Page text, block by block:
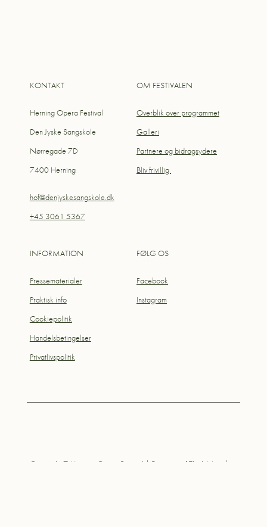
KONTAKT
Herning Opera Festival
Den Jyske Sangskole
Nørregade 7D
7400 Herning
hof@denjyskesangskole.dk
+45 3061 5367
OM FESTIVALEN
Overblik over programmet
Galleri
Partnere og bidragsydere
Bliv frivillig
INFORMATION
Pressematerialer
Praktisk info
Cookiepolitik
Handelsbetingelser
Privatlivspolitik
FØLG OS
Facebook
Instagram
Copyright © Herning Opera Festival | Designet afThink Next
|